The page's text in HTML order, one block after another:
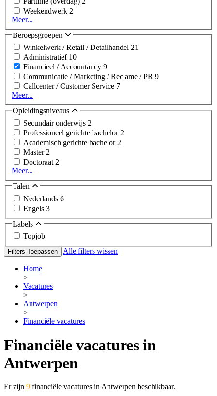
Weekendwerk 2
Meer...
Beroepsgroepen
Winkelwerk / Retail / Detailhandel 21
Administratief 10
Financieel / Accountancy 9
Communicatie / Marketing / Reclame / PR 9
Callcenter / Customer Service 7
Meer...
Opleidingsniveaus
Secundair onderwijs 2
Professioneel gerichte bachelor 2
Academisch gerichte bachelor 2
Master 2
Doctoraat 2
Meer...
Talen
Nederlands 6
Engels 3
Labels
Topjob
Filters Toepassen Alle filters wissen
Home
>
Vacatures
>
Antwerpen
>
Financiële vacatures
Financiële vacatures in
Antwerpen
Er zijn 9 financiële vacatures in Antwerpen beschikbaar.